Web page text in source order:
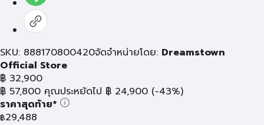
SKU: 888170800420จัดจำหน่ายโดย: Dreamstown
Official Store
฿ 32,900
฿ 57,800 คุณประหยัดไป ฿ 24,900 (-43%)
ราคาสุดท้าย*
฿29,488